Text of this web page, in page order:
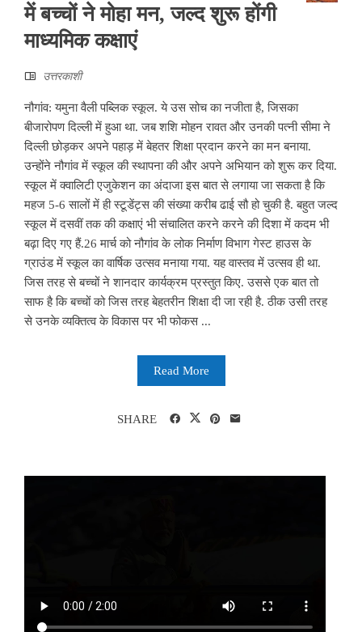
में बच्चों ने मोहा मन, जल्द शुरू होंगी
माध्यमिक कक्षाएं
उत्तरकाशी
नौगांव: यमुना वैली पब्लिक स्कूल. ये उस सोच का नजीता है, जिसका
बीजारोपण दिल्ली में हुआ था. जब शशि मोहन रावत और उनकी पत्नी सीमा ने
दिल्ली छोड़कर अपने पहाड़ में बेहतर शिक्षा प्रदान करने का मन बनाया.
उन्होंने नौगांव में स्कूल की स्थापना की और अपने अभियान को शुरू कर दिया.
स्कूल में क्वालिटी एजुकेशन का अंदाजा इस बात से लगाया जा सकता है कि
महज 5-6 सालों में ही स्टूडेंट्स की संख्या करीब ढाई सौ हो चुकी है. बहुत जल्द
स्कूल में दसवीं तक की कक्षाएं भी संचालित करने करने की दिशा में कदम भी
बढ़ा दिए गए हैं.26 मार्च को नौगांव के लोक निर्माण विभाग गेस्ट हाउस के
ग्राउंड में स्कूल का वार्षिक उत्सव मनाया गया. यह वास्तव में उत्सव ही था.
जिस तरह से बच्चों ने शानदार कार्यक्रम प्रस्तुत किए. उससे एक बात तो
साफ है कि बच्चों को जिस तरह बेहतरीन शिक्षा दी जा रही है. ठीक उसी तरह
से उनके व्यक्तित्व के विकास पर भी फोकस ...
Read More
SHARE